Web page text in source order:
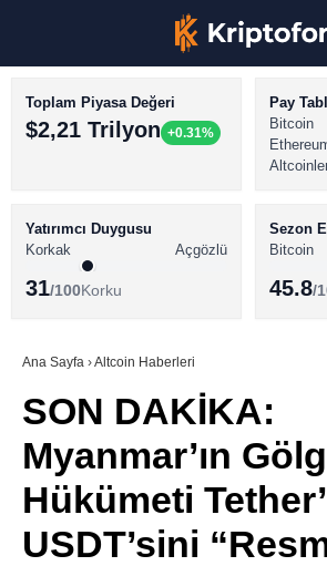
BİTCOİN HABERLERİ
ALTCOİN HABERLERİ
SÖZLÜK
Toplam Piyasa Değeri
$2,21 Trilyon +0.31%
Pay
Bitcoin
Yatırımcı Duygusu
Korkak
Açgözlü
31/100Korku
Sezon
Bitcoin
45.8/
Ana Sayfa ›Altcoin Haberleri
SON DAKİKA:
Myanmar’ın
Hükümeti
USDT’sini